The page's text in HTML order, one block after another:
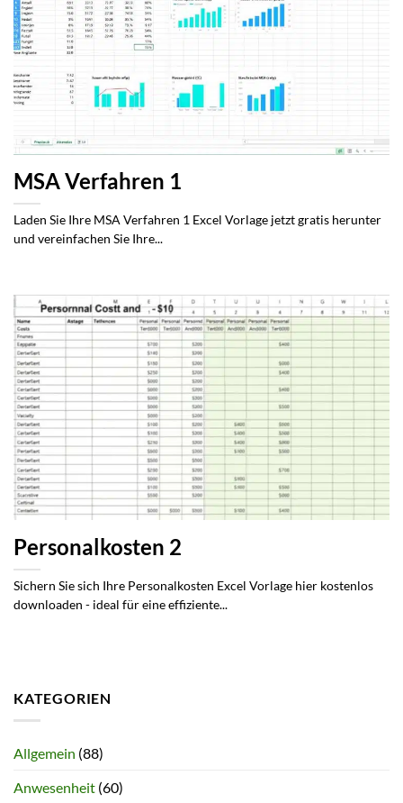
MSA Verfahren 1
Laden Sie Ihre MSA Verfahren 1 Excel Vorlage jetzt gratis herunter
und vereinfachen Sie Ihre...
Personalkosten 2
Sichern Sie sich Ihre Personalkosten Excel Vorlage hier kostenlos
downloaden - ideal für eine effiziente...
KATEGORIEN
Allgemein (88)
Anwesenheit (60)